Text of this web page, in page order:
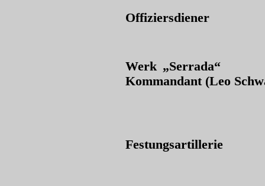
Offiziersdiener
Werk „Serrada“
Kommandant (Leo
Festungsartillerie